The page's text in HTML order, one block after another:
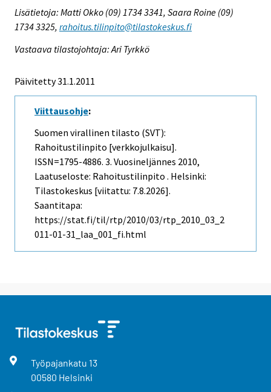
Lisätietoja: Matti Okko (09) 1734 3341, Saara Roine (09)
1734 3325, rahoitus.tilinpito@tilastokeskus.fi
Vastaava tilastojohtaja: Ari Tyrkkö
Päivitetty 31.1.2011
Viittausohje:
Suomen virallinen tilasto (SVT):
Rahoitustilinpito [verkkojulkaisu].
ISSN=1795-4886. 3. Vuosineljännes 2010,
Laatuseloste: Rahoitustilinpito . Helsinki:
Tilastokeskus [viitattu: 7.8.2026].
Saantitapa:
https://stat.fi/til/rtp/2010/03/rtp_2010_03_2
011-01-31_laa_001_fi.html
Työpajankatu 13
00580 Helsinki